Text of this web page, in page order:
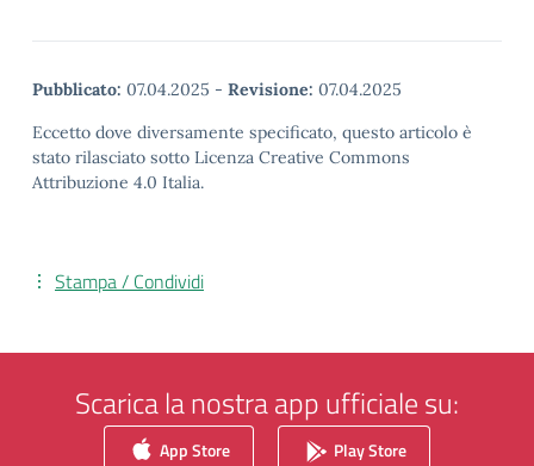
Pubblicato: 07.04.2025 - Revisione: 07.04.2025
Eccetto dove diversamente specificato, questo articolo è
stato rilasciato sotto Licenza Creative Commons
Attribuzione 4.0 Italia.
Stampa / Condividi
Scarica la nostra app ufficiale su:
App Store Play Store